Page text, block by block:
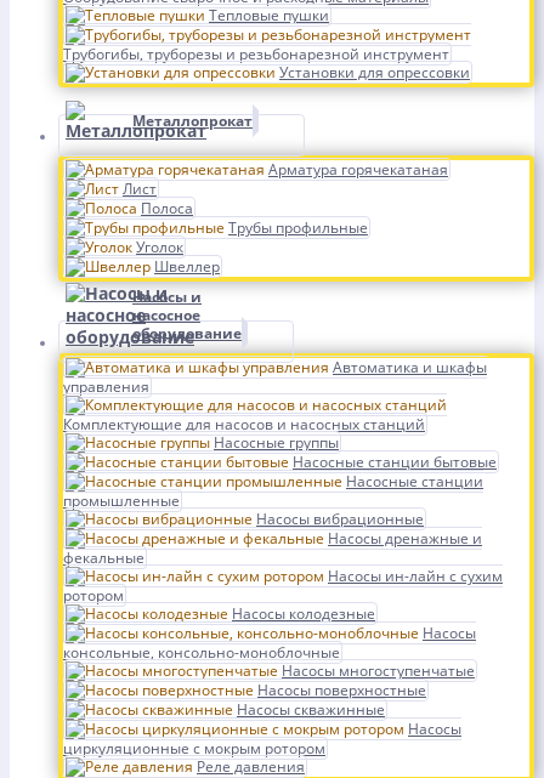
Тепловые пушки
Трубогибы, труборезы и резьбонарезной инструмент
Установки для опрессовки
Металлопрокат
Арматура горячекатаная
Лист
Полоса
Трубы профильные
Уголок
Швеллер
Насосы и
насосное
оборудование
Автоматика и шкафы
управления
Комплектующие для насосов и насосных станций
Насосные группы
Насосные станции бытовые
Насосные станции
промышленные
Насосы вибрационные
Насосы дренажные и
фекальные
Насосы ин-лайн с сухим
ротором
Насосы колодезные
Насосы
консольные, консольно-моноблочные
Насосы многоступенчатые
Насосы поверхностные
Насосы скважинные
Насосы
циркуляционные с мокрым ротором
Реле давления